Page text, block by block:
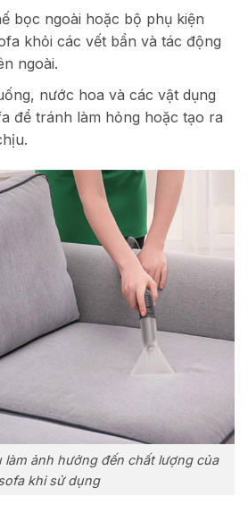
bọc ngoài hoặc bộ phụ kiện
khỏi các vết bẩn và tác động
ngoài.
nước hoa và các vật dụng
để tránh làm hỏng hoặc tạo ra
làm ảnh hưởng đến chất lượng của
khi sử dụng